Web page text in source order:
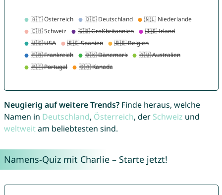
Neugierig auf weitere Trends?Finde heraus, welche
Namen in Deutschland, Österreich, der Schweiz und
weltweitam beliebtesten sind.
Namens-Quiz mit Charlie – Starte jetzt!